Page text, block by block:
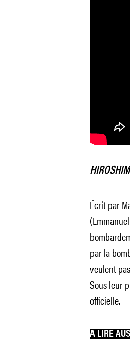
Écrit par
par la
veulent
Sous leur
officielle.
A LIRE